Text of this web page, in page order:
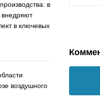
в
внедряют
в ключевых
воздушного